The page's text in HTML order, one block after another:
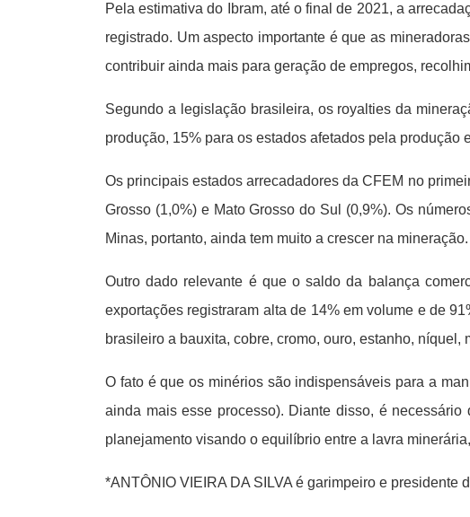
Pela estimativa do Ibram, até o final de 2021, a
registrado. Um aspecto importante é que as
contribuir ainda mais para geração de empregos,
Segundo a legislação brasileira, os royalties da
produção, 15% para os estados afetados pela produção
Os principais estados arrecadadores da CFEM no
Grosso (1,0%) e Mato Grosso do Sul (0,9%). Os
Minas, portanto, ainda tem muito a crescer na mineração.
Outro dado relevante é que o saldo da balança
exportações registraram alta de 14% em volume e de
brasileiro a bauxita, cobre, cromo, ouro, estanho, níquel,
O fato é que os minérios são indispensáveis para a
ainda mais esse processo). Diante disso, é
planejamento visando o equilíbrio entre a lavra
*ANTÔNIO VIEIRA DA SILVA é garimpeiro e